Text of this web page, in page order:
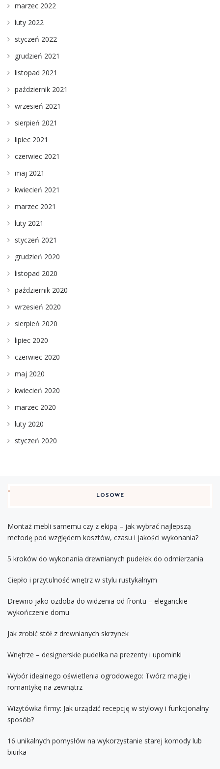
marzec 2022
luty 2022
styczeń 2022
grudzień 2021
listopad 2021
październik 2021
wrzesień 2021
sierpień 2021
lipiec 2021
czerwiec 2021
maj 2021
kwiecień 2021
marzec 2021
luty 2021
styczeń 2021
grudzień 2020
listopad 2020
październik 2020
wrzesień 2020
sierpień 2020
lipiec 2020
czerwiec 2020
maj 2020
kwiecień 2020
marzec 2020
luty 2020
styczeń 2020
LOSOWE
Montaż mebli samemu czy z ekipą – jak wybrać najlepszą
metodę pod względem kosztów, czasu i jakości wykonania?
5 kroków do wykonania drewnianych pudełek do odmierzania
Ciepło i przytulność wnętrz w stylu rustykalnym
Drewno jako ozdoba do widzenia od frontu – eleganckie
wykończenie domu
Jak zrobić stół z drewnianych skrzynek
Wnętrze – designerskie pudełka na prezenty i upominki
Wybór idealnego oświetlenia ogrodowego: Twórz magię i
romantykę na zewnątrz
Wizytówka firmy: Jak urządzić recepcję w stylowy i funkcjonalny
sposób?
16 unikalnych pomysłów na wykorzystanie starej komody lub
biurka